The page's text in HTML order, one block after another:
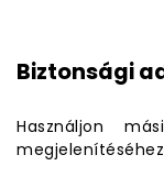
Biztonsági
Használjon